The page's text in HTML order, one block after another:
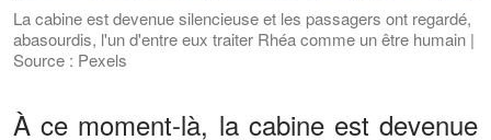
La cabine est devenue silencieuse et les passagers ont regardé,
abasourdis, l'un d'entre eux traiter Rhéa comme un être humain |
Source : Pexels
À ce moment-là, la cabine est devenue